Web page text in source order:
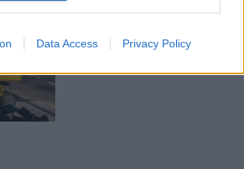
Data Access Privacy Policy